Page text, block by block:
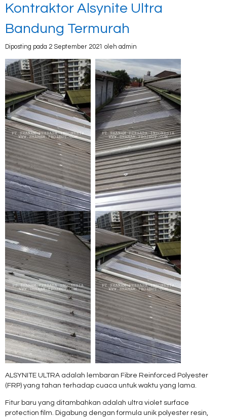
Kontraktor Alsynite Ultra
Bandung Termurah
Diposting pada 2 September 2021 oleh admin
ALSYNITE ULTRA adalah lembaran Fibre Reinforced Polyester
(FRP) yang tahan terhadap cuaca untuk waktu yang lama.
Fitur baru yang ditambahkan adalah ultra violet surface
protection film. Digabung dengan formula unik polyester resin,